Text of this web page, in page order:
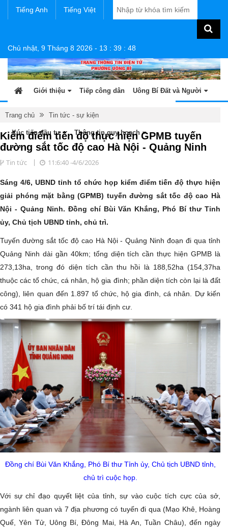
Tiếng Anh Tiếng Việt
Chủ nhật, 9 Tháng 8 2026 - 13 : 39 : 49
Giới thiệu Tiếp công dân Uông Bí Đất và Người
Tin tức - sự kiện Sản phẩm OCOP
Xúc tiến đầu tư Thông tin quy hoạch
Trang chủ Tin tức - sự kiện
Kiểm điểm tiến độ thực hiện GPMB tuyến
đường sắt tốc độ cao Hà Nội - Quảng Ninh
Tin tức 11:6:40 -4/6/2026
Sáng 4/6, UBND tỉnh tổ chức họp kiểm điểm tiến độ thực hiện
giải phóng mặt bằng (GPMB) tuyến đường sắt tốc độ cao Hà
Nội - Quảng Ninh. Đồng chí Bùi Văn Khắng, Phó Bí thư Tỉnh
ủy, Chủ tịch UBND tỉnh, chủ trì.
Tuyến đường sắt tốc độ cao Hà Nội - Quảng Ninh đoạn đi qua tỉnh
Quảng Ninh dài gần 40km; tổng diện tích cần thực hiện GPMB là
273,13ha, trong đó diện tích cần thu hồi là 188,52ha (154,37ha
thuộc các tổ chức, cá nhân, hộ gia đình; phần diện tích còn lại là đất
công), liên quan đến 1.897 tổ chức, hộ gia đình, cá nhân. Dự kiến
có 341 hộ gia đình phải bố trí tái định cư.
Đồng chí Bùi Văn Khắng, Phó Bí thư Tỉnh ủy, Chủ tịch UBND tỉnh,
chủ trì cuộc họp.
Với sự chỉ đạo quyết liệt của tỉnh, sự vào cuộc tích cực của sở,
ngành liên quan và 7 địa phương có tuyến đi qua (Mạo Khê, Hoàng
Quế, Yên Tử, Uông Bí, Đông Mai, Hà An, Tuần Châu), đến ngày